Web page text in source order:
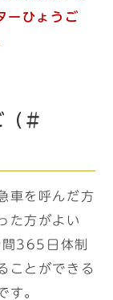
ーひょうご
＃
車を呼んだ方
た方がよい
365日体制
ことができる
す。